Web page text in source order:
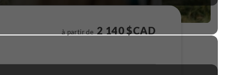
à partir de 2 140 $CAD